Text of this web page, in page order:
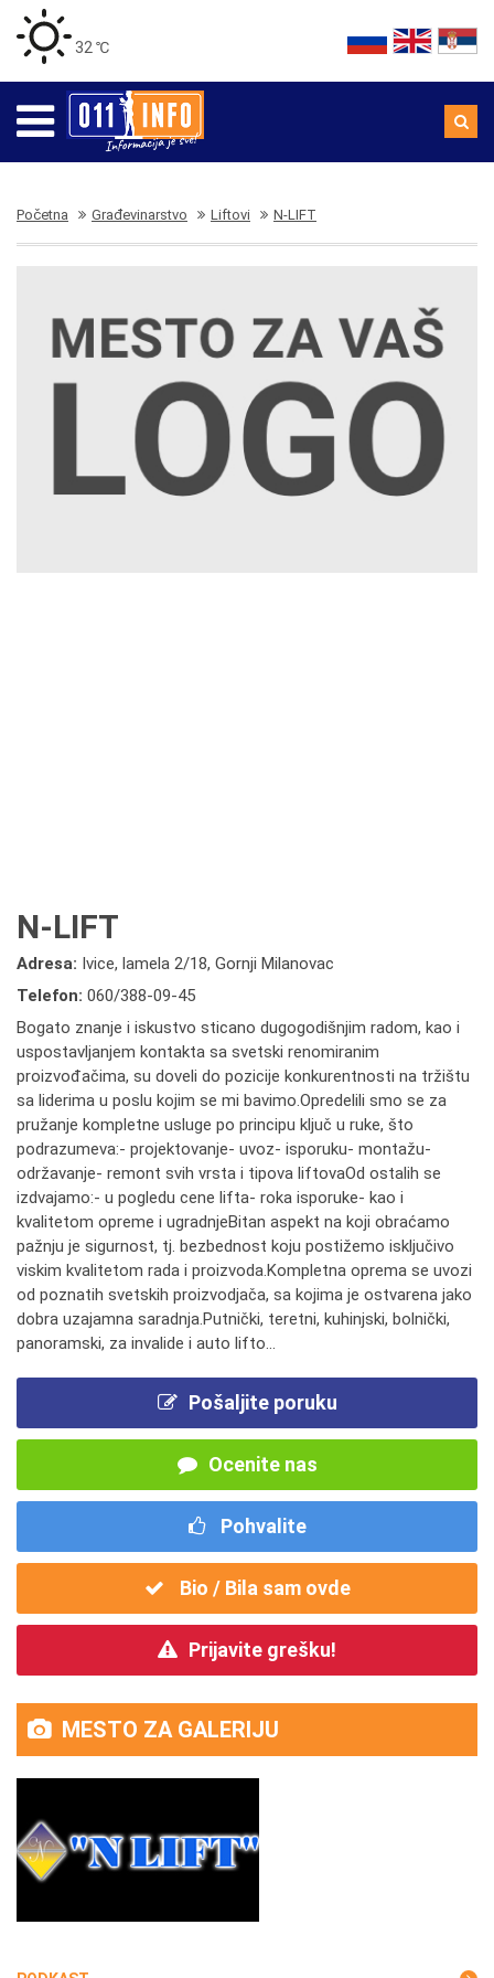
32 ℃
Početna Građevinarstvo Liftovi N-LIFT
N-LIFT
Adresa: Ivice, lamela 2/18, Gornji Milanovac
Telefon: 060/388-09-45
Bogato znanje i iskustvo sticano dugogodišnjim radom, kao i
uspostavljanjem kontakta sa svetski renomiranim
proizvođačima, su doveli do pozicije konkurentnosti na tržištu
sa liderima u poslu kojim se mi bavimo.Opredelili smo se za
pružanje kompletne usluge po principu ključ u ruke, što
podrazumeva:- projektovanje- uvoz- isporuku- montažu-
održavanje- remont svih vrsta i tipova liftovaOd ostalih se
izdvajamo:- u pogledu cene lifta- roka isporuke- kao i
kvalitetom opreme i ugradnjeBitan aspekt na koji obraćamo
pažnju je sigurnost, tj. bezbednost koju postižemo isključivo
viskim kvalitetom rada i proizvoda.Kompletna oprema se uvozi
od poznatih svetskih proizvodjača, sa kojima je ostvarena jako
dobra uzajamna saradnja.Putnički, teretni, kuhinjski, bolnički,
panoramski, za invalide i auto lifto...
Pošaljite poruku
Ocenite nas
Pohvalite
Bio / Bila sam ovde
Prijavite grešku!
MESTO ZA GALERIJU